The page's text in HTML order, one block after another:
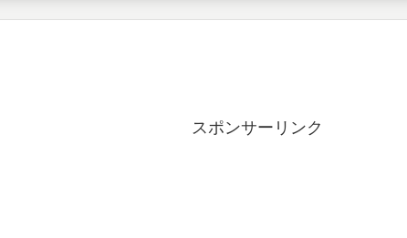
スポンサーリンク